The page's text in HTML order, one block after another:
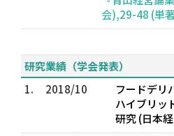
会),29-48 (単
研究業績（学会発表）
1.
2018/10
フードデリ
ハイブリッ
研究 (日本